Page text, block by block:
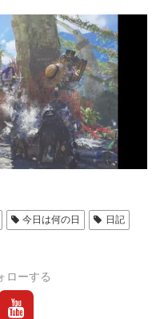
今日は何の日
日記
ローする